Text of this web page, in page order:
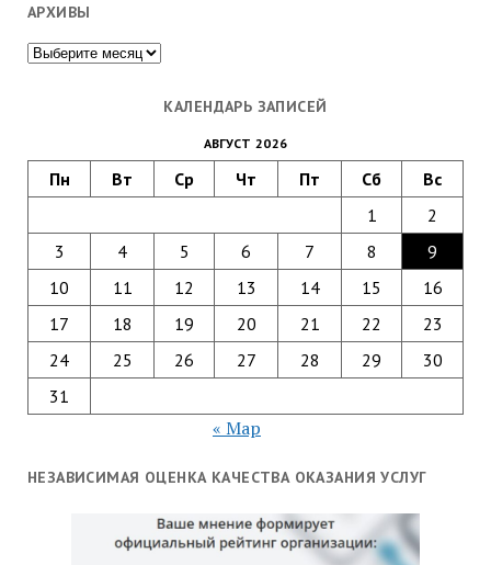
АРХИВЫ
Архивы
КАЛЕНДАРЬ ЗАПИСЕЙ
АВГУСТ 2026
Пн Вт Ср Чт Пт Сб
Вс
1
2
3
4 5 6 7 8
9
10
11 12 13 14 15
16
17
18 19 20 21 22
23
24
25 26 27 28 29
30
31
« Мар
НЕЗАВИСИМАЯ ОЦЕНКА КАЧЕСТВА ОКАЗАНИЯ УСЛУГ